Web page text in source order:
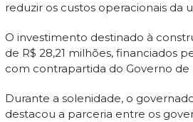
reduzir os custos operacionais da
O investimento destinado à
de R$ 28,21 milhões, financiados
com contrapartida do Governo de
Durante a solenidade, o
destacou a parceria entre os